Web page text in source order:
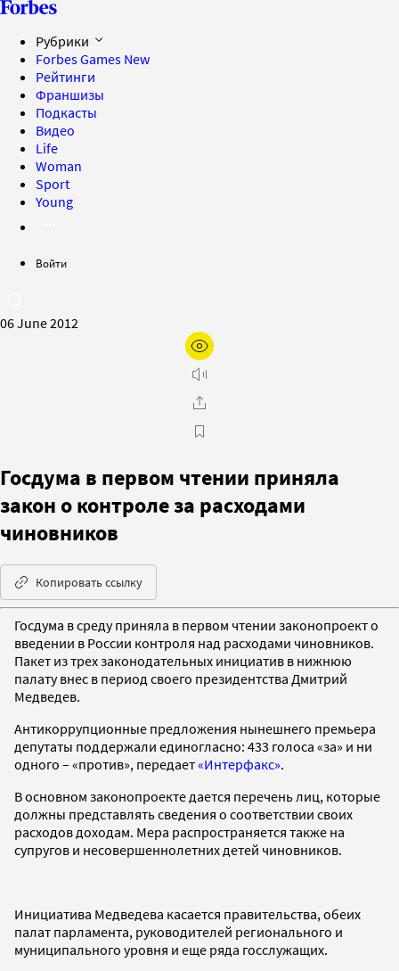
Рубрики
Forbes Games New
Рейтинги
Франшизы
Подкасты
Видео
Life
Woman
Sport
Young
Войти
06 June 2012
Госдума в первом чтении приняла
закон о контроле за расходами
чиновников
Копировать ссылку
Госдума в среду приняла в первом чтении законопроект о
введении в России контроля над расходами чиновников.
Пакет из трех законодательных инициатив в нижнюю
палату внес в период своего президентства Дмитрий
Медведев.
Антикоррупционные предложения нынешнего премьера
депутаты поддержали единогласно: 433 голоса «за» и ни
одного – «против», передает«Интерфакс».
В основном законопроекте дается перечень лиц, которые
должны представлять сведения о соответствии своих
расходов доходам. Мера распространяется также на
супругов и несовершеннолетних детей чиновников.
Инициатива Медведева касается правительства, обеих
палат парламента, руководителей регионального и
муниципального уровня и еще ряда госслужащих.